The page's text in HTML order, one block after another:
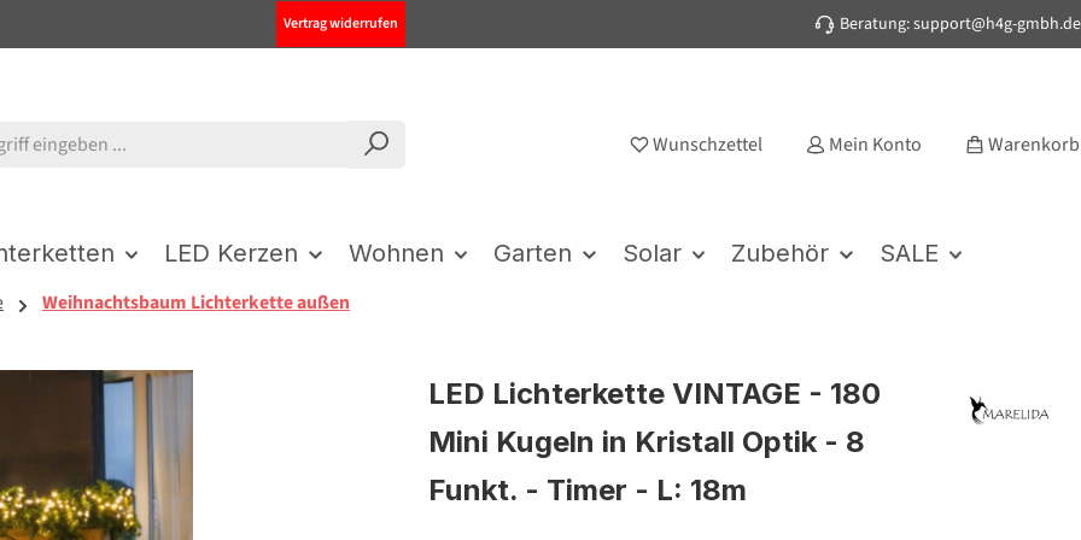
Vertrag widerrufen Beratung: support@h4g-gmbh.de
Wunschzettel Mein Konto Warenkorb
LED Kerzen Wohnen Garten Solar Zubehör SALE
Weihnachtsbaum Lichterkette außen
LED Lichterkette VINTAGE - 180
Mini Kugeln in Kristall Optik - 8
Funkt. - Timer - L: 18m